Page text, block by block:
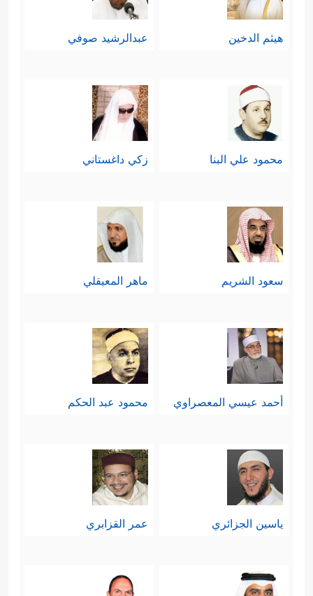
هيثم الدخين عبدالرشيد صوفي
محمود علي البنا زكي داغستاني
سعود الشريم ماهر المعيقلي
أحمد عيسي المعصراوي محمود عبد الحكم
ياسين الجزائري عمر القزابري